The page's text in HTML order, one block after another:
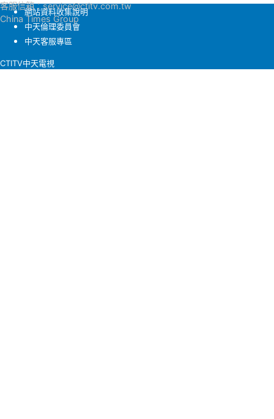
客服信箱：service@ctitv.com.tw
China Times Group
網站資料收集說明
中天倫理委員會
中天客服專區
CTITV中天電視